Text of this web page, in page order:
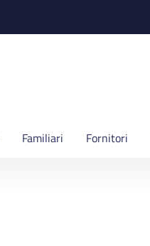
Familiari Fornitori